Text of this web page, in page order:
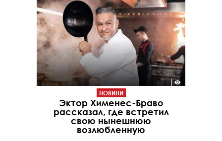
НОВИНИ
Эктор Хименес-Браво
рассказал, где встретил
свою нынешнюю
возлюбленную